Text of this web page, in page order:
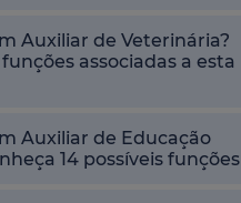
Auxiliar de Veterinária?
funções associadas a esta
Auxiliar de Educação
14 possíveis funções